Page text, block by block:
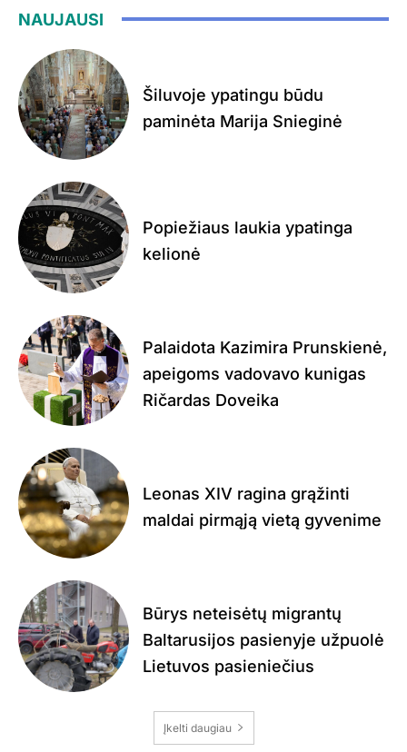
NAUJAUSI
Šiluvoje ypatingu būdu
paminėta Marija Snieginė
Popiežiaus laukia ypatinga
kelionė
Palaidota Kazimira Prunskienė,
apeigoms vadovavo kunigas
Ričardas Doveika
Leonas XIV ragina grąžinti
maldai pirmąją vietą gyvenime
Būrys neteisėtų migrantų
Baltarusijos pasienyje užpuolė
Lietuvos pasieniečius
Įkelti daugiau